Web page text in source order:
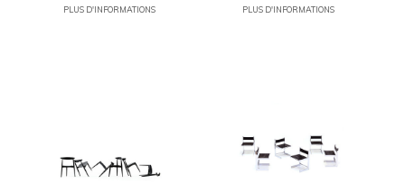
PLUS D'INFORMATIONS PLUS D'INFORMATIONS